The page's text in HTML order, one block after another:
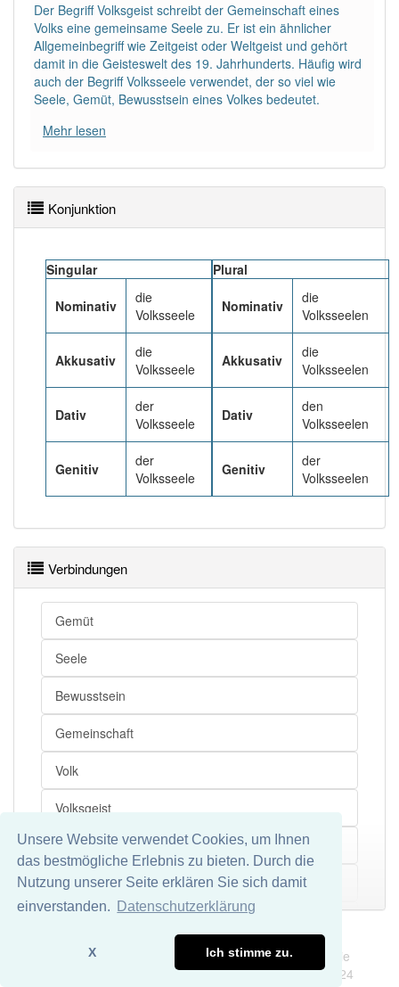
Unsere Website verwendet Cookies, um Ihnen
das bestmögliche Erlebnis zu bieten. Durch die
Nutzung unserer Seite erklären Sie sich damit
einverstanden.
Datenschutzerklärung
X Ich stimme zu.
Häufigkeit: 4 von 10
Wörter mit Endung-volksseele: 1
Wörter mit Endung
92% unserer Spielapp-Nutzer haben den Artikel
korrekt erraten.
Der Begriff Volksgeist schreibt der Gemeinschaft eines
Volks eine gemeinsame Seele zu. Er ist ein ähnlicher
Allgemeinbegriff wie Zeitgeist oder Weltgeist und gehört
damit in die Geisteswelt des 19. Jahrhunderts. Häufig wird
auch der Begriff Volksseele verwendet, der so viel wie
Seele, Gemüt, Bewusstsein eines Volkes bedeutet.
Mehr lesen
Konjunktion
Singular
Nominativ
die
Volksseele
Akkusativ
die
Volksseele
Dativ
der
Volksseele
Genitiv
der
Volksseele
Plural
Nominativ
die
Volksseelen
Akkusativ
die
Volksseelen
Dativ
den
Volksseelen
Genitiv
der
Volksseelen
Verbindungen
Gemüt
Seele
Bewusstsein
Gemeinschaft
Volk
Volksgeist
Weltgeist
Geisteswelt
Zeitgeist
Mehr
Datenschutz
Wir übernehmen keine Garantie und keine Haftung für die
Richtigkeit und Vollständigkeit dieser Seite. DDDEasy 2024